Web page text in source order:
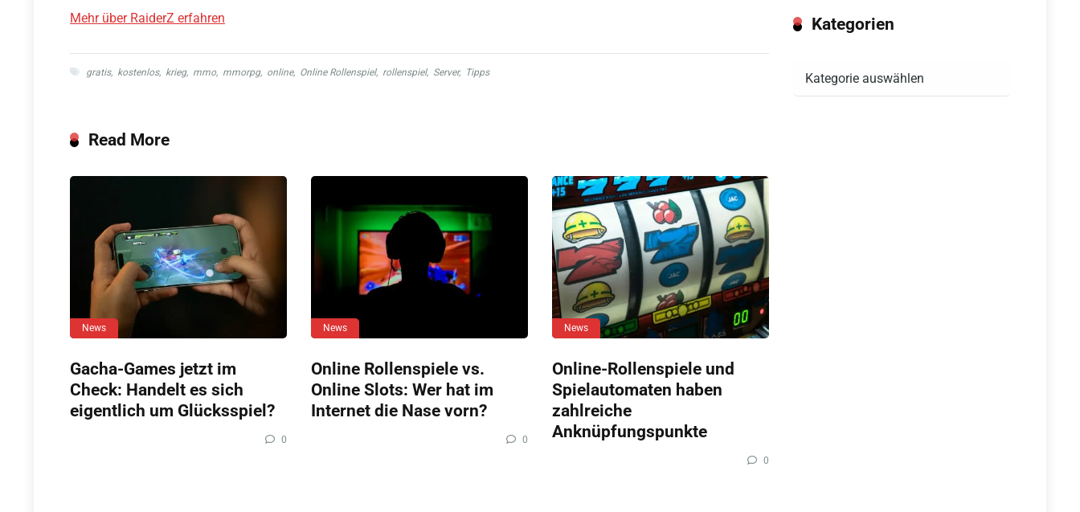
Mehr über RaiderZ erfahren
gratis, kostenlos, krieg, mmo, mmorpg, online, Online Rollenspiel, rollenspiel, Server, Tipps
Read More
News
Gacha-Games jetzt im
Check: Handelt es sich
eigentlich um Glücksspiel?
0
News
Online Rollenspiele vs.
Online Slots: Wer hat im
Internet die Nase vorn?
0
News
Online-Rollenspiele und
Spielautomaten haben
zahlreiche
Anknüpfungspunkte
0
Kategorien